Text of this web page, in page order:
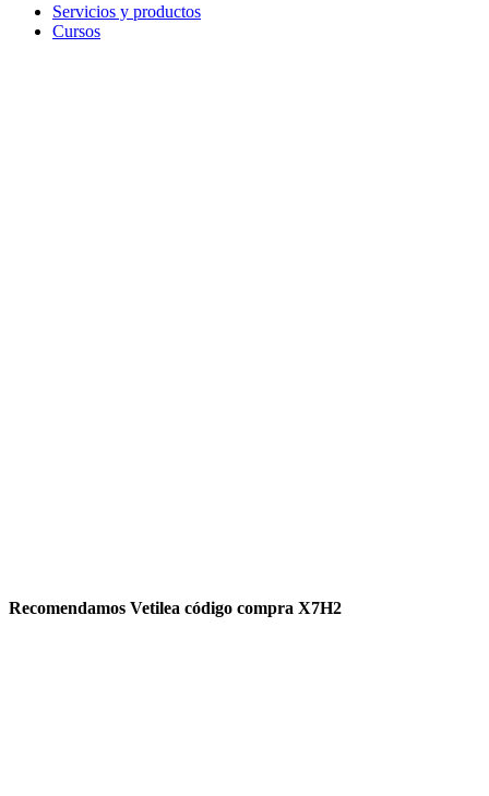
Servicios y productos
Cursos
Recomendamos Vetilea código compra X7H2